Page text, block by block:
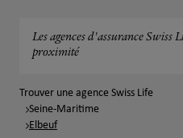
Les agences d'assurance Swiss
proximité
Trouver une agence Swiss Life
Seine-Maritime
Elbeuf